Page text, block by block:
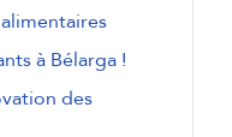
à Bélarga !
des